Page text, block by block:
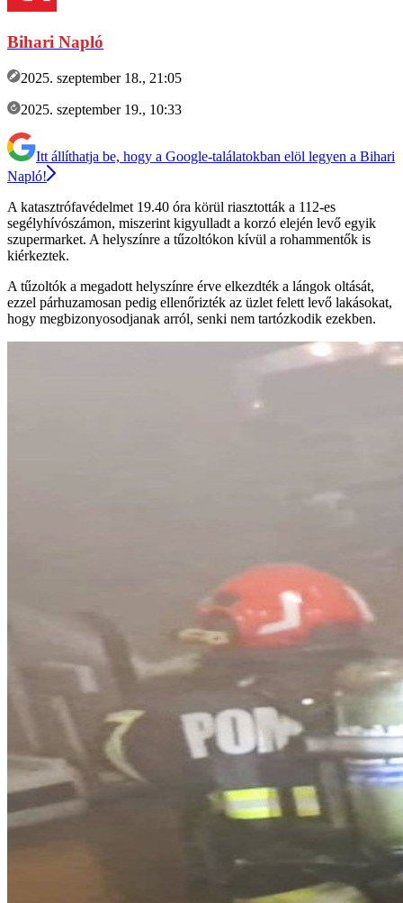
Bihari Napló
2025. szeptember 18., 21:05
2025. szeptember 19., 10:33
Itt állíthatja be, hogy a Google-találatokban elöl legyen a Bihari
Napló!
A katasztrófavédelmet 19.40 óra körül riasztották a 112-es
segélyhívószámon, miszerint kigyulladt a korzó elején levő egyik
szupermarket. A helyszínre a tűzoltókon kívül a rohammentők is
kiérkeztek.
A tűzoltók a megadott helyszínre érve elkezdték a lángok oltását,
ezzel párhuzamosan pedig ellenőrizték az üzlet felett levő lakásokat,
hogy megbizonyosodjanak arról, senki nem tartózkodik ezekben.